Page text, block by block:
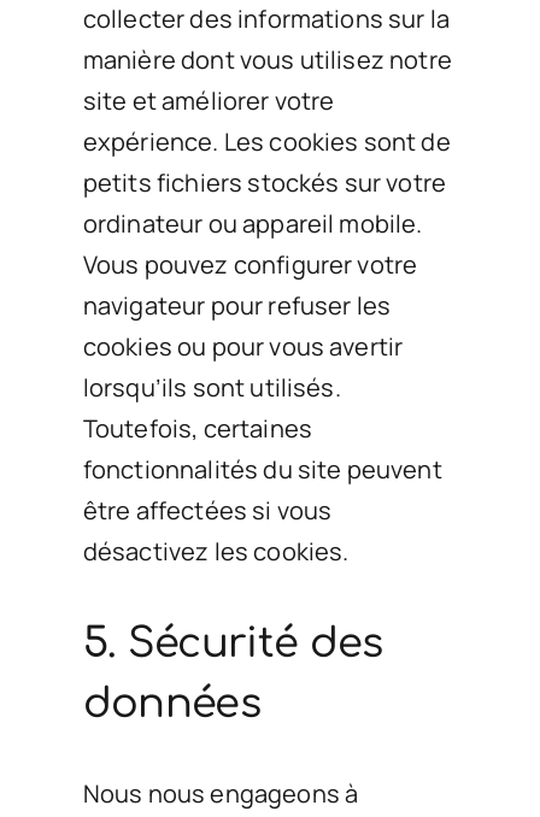
collecter des informations sur la
manière dont vous utilisez notre
site et améliorer votre
expérience. Les cookies sont de
petits fichiers stockés sur votre
ordinateur ou appareil mobile.
Vous pouvez configurer votre
navigateur pour refuser les
cookies ou pour vous avertir
lorsqu’ils sont utilisés.
Toutefois, certaines
fonctionnalités du site peuvent
être affectées si vous
désactivez les cookies.
5. Sécurité des
données
Nous nous engageons à